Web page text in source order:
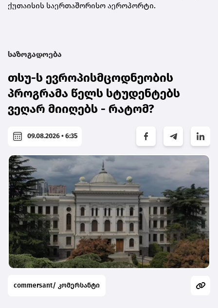
ქუთაისის საერთაშორისო აეროპორტი.
საზოგადოება
თსუ-ს ევროპისმცოდნეობის
პროგრამა წელს სტუდენტებს
ვეღარ მიიღებს - რატომ?
09.08.2026 • 6:35
commersant/ კომერსანტი